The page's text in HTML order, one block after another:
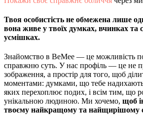
Твоя особистість не обмежена лише
вона живе у твоїх думках, вчинках та
усмішках.
Знайомство в BeMee — це можливість
справжню суть. У нас профіль — це не
зображення, а простір для того, щоб
моментами: думками, що тебе
яких перехоплює подих, і всім тим, що
унікальною людиною. Ми хочемо, щоб
твоєму найкращому та найщирішому